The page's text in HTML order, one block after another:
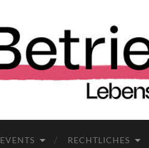
EVENTS RECHTLICHES